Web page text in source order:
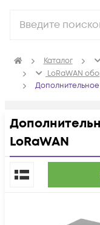
Каталог
LoRaWAN
LoRaWAN
По